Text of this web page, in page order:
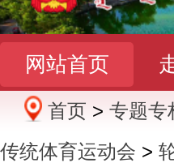
网站首页
办事服务
首页 > 专题专
传统体育运动会 >